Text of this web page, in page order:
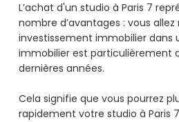
L’achat d'un studio à Paris 7
nombre d’avantages : vous allez
investissement immobilier dans
immobilier est particulièrement
dernières années.
Cela signifie que vous pourrez
rapidement votre studio à Paris 7